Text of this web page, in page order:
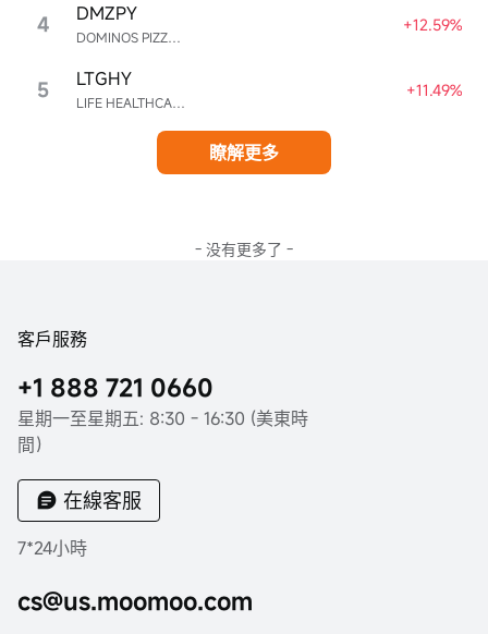
4 DOMINOS PIZZA ENTERPRISES LIMITED UNSP ADR EACH REPR 0.5 ORD SHS
DMZPY +12.59%
5 LIFE HEALTHCARE GROUP HOLDINGS UNSPON ADR EA REPR 4 ORD ZAR0.00
LTGHY +11.49%
瞭解更多
- 没有更多了 -
客戶服務
+1 888 721 0660
星期一至星期五: 8:30 - 16:30 (美東時
間）
在線客服
7*24小時
cs@us.moomoo.com